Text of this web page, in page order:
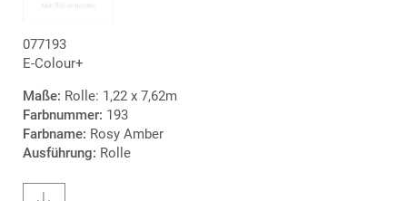
077193
E-Colour+
Maße: Rolle: 1,22 x 7,62m
Farbnummer: 193
Farbname: Rosy Amber
Ausführung: Rolle